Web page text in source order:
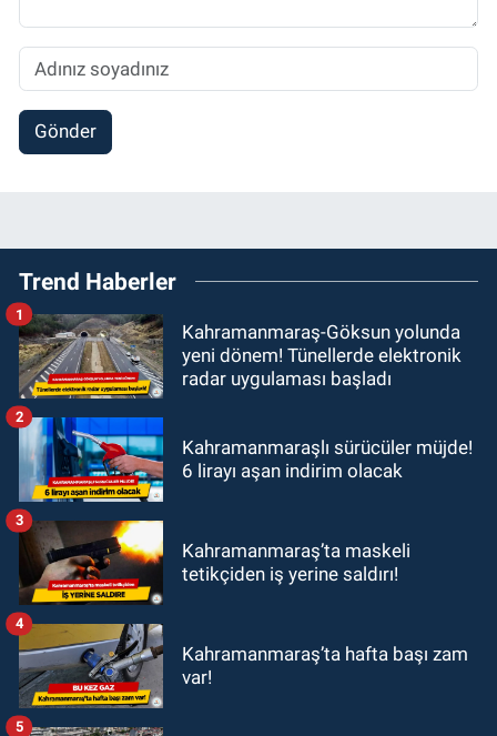
Gönder
Trend Haberler
Kahramanmaraş-Göksun yolunda
yeni dönem! Tünellerde elektronik
radar uygulaması başladı
1
Kahramanmaraşlı sürücüler müjde!
6 lirayı aşan indirim olacak
2
Kahramanmaraş’ta maskeli
tetikçiden iş yerine saldırı!
3
Kahramanmaraş’ta hafta başı zam
var!
4
5